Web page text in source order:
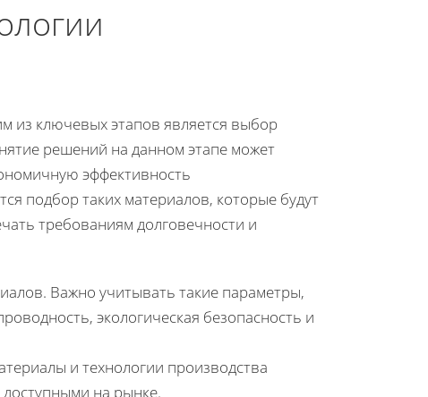
из ключевых этапов является выбор
решений на данном этапе может
эффективность
подбор таких материалов, которые будут
требованиям долговечности и
Важно учитывать такие параметры,
экологическая безопасность и
и технологии производства
на рынке.